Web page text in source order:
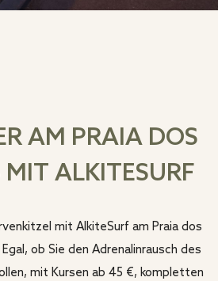
AM PRAIA DOS
ALKITESURF
mit AlkiteSurf am Praia dos
ob Sie den Adrenalinrausch des
mit Kursen ab 45 €, kompletten